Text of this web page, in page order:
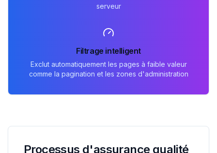
serveur
Filtrage intelligent
Exclut automatiquement les pages à faible valeur
comme la pagination et les zones d'administration
Processus d'assurance qualité